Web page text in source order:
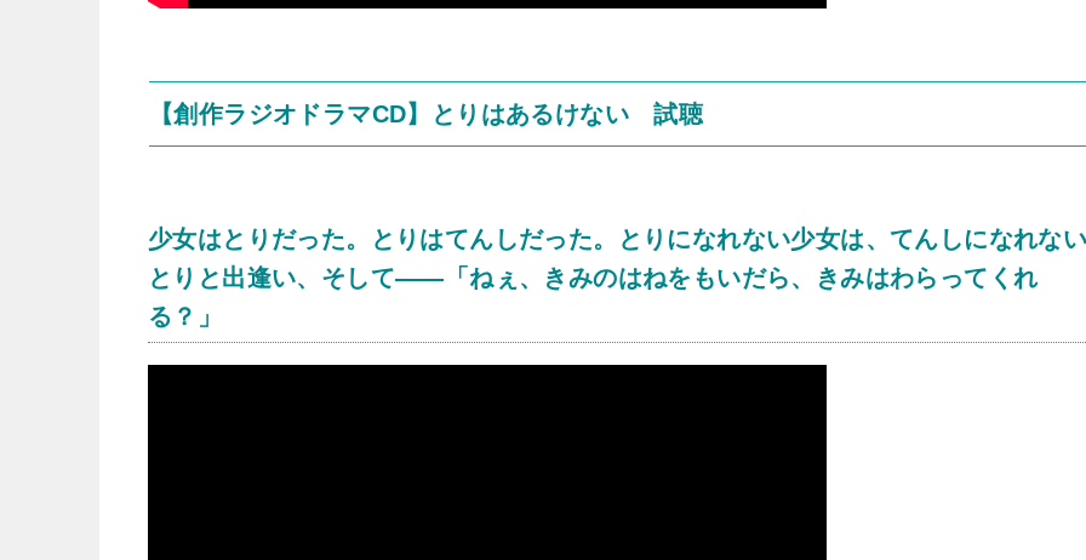
【創作ラジオドラマCD】とりはあるけない 試聴
少女はとりだった。とりはてんしだった。とりになれない少女は、てんしになれな
とりと出逢い、そして――「ねぇ、きみのはねをもいだら、きみはわらってくれ
る？」